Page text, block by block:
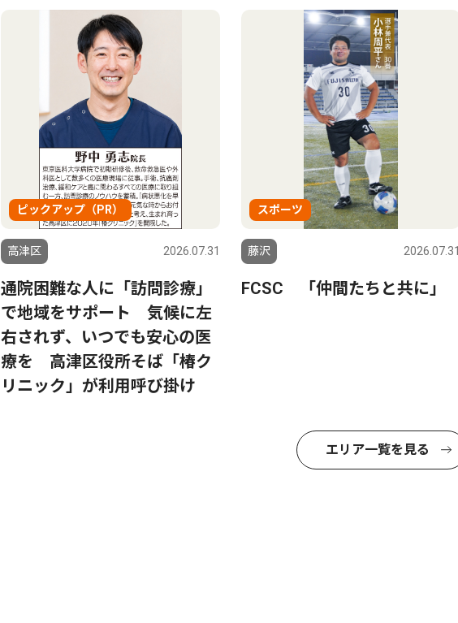
ピックアップ（PR）
高津区 2026.07.31
通院困難な人に「訪問診療」
で地域をサポート 気候に左
右されず、いつでも安心の医
療を 高津区役所そば「椿ク
リニック」が利用呼び掛け
スポーツ
藤沢 2026.07.31
FCSC 「仲間たちと共に」
エリア一覧を見る